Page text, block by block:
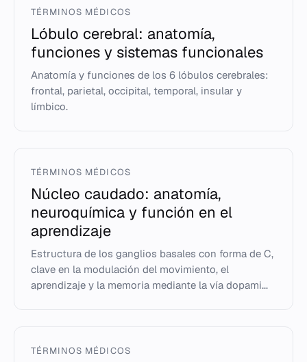
TÉRMINOS MÉDICOS
Lóbulo cerebral: anatomía,
funciones y sistemas funcionales
Anatomía y funciones de los 6 lóbulos cerebrales:
frontal, parietal, occipital, temporal, insular y
límbico.
TÉRMINOS MÉDICOS
Núcleo caudado: anatomía,
neuroquímica y función en el
aprendizaje
Estructura de los ganglios basales con forma de C,
clave en la modulación del movimiento, el
aprendizaje y la memoria mediante la vía dopami...
TÉRMINOS MÉDICOS